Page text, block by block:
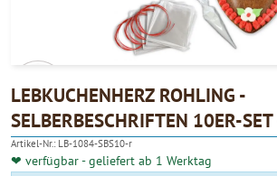
4.90
LEBKUCHENHERZ ROHLING -
SELBERBESCHRIFTEN 10ER-
Artikel-Nr.: LB-1084-SBS10-r
❤ verfügbar - geliefert ab 1 Werktag